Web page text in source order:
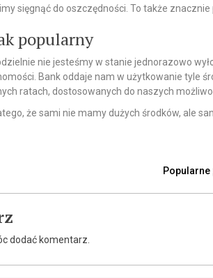
sięgnąć do oszczędności. To także znacznie
popularny
nie jesteśmy w stanie jednorazowo
Bank oddaje nam w użytkowanie tyle
ratach, dostosowanych do naszych
że sami nie mamy dużych środków, ale
Popularne
dodać komentarz.